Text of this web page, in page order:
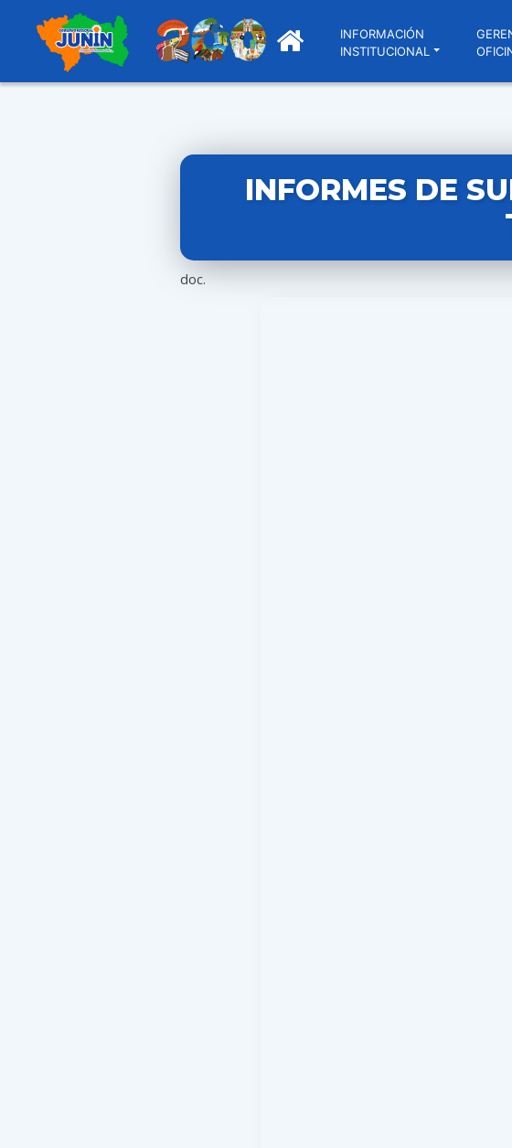
INFORMACIÓN
INSTITUCIONAL
INFORMES DE
doc.